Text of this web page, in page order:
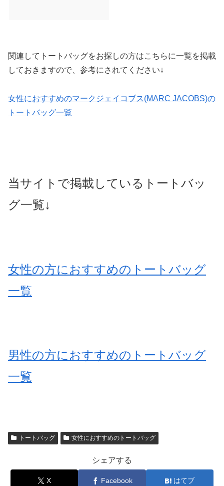
関連してトートバッグをお探しの方はこちらに一覧を掲載
しておきますので、参考にされてください↓
女性におすすめのマークジェイコブス(MARC JACOBS)の
トートバッグ一覧
当サイトで掲載しているトートバッ
グ一覧↓
女性の方におすすめのトートバッグ
一覧
男性の方におすすめのトートバッグ
一覧
トートバッグ 女性におすすめのトートバッグ
シェアする
X Facebook はてブ